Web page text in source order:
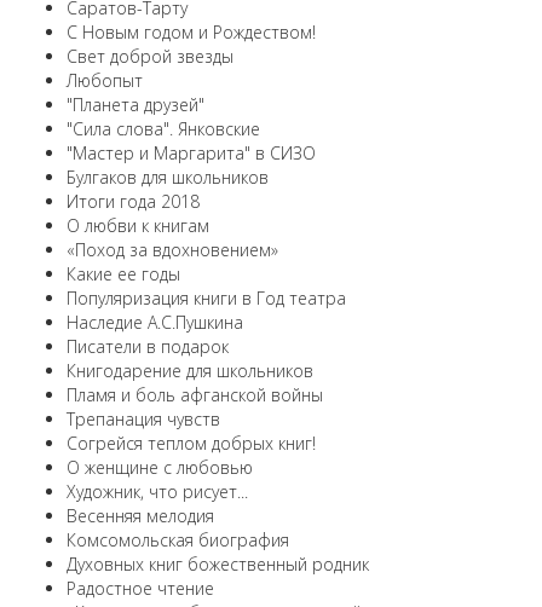
Саратов-Тарту
С Новым годом и Рождеством!
Свет доброй звезды
Любопыт
"Планета друзей"
"Сила слова". Янковские
"Мастер и Маргарита" в СИЗО
Булгаков для школьников
Итоги года 2018
О любви к книгам
«Поход за вдохновением»
Какие ее годы
Популяризация книги в Год театра
Наследие А.С.Пушкина
Писатели в подарок
Книгодарение для школьников
Пламя и боль афганской войны
Трепанация чувств
Согрейся теплом добрых книг!
О женщине с любовью
Художник, что рисует...
Весенняя мелодия
Комсомольская биография
Духовных книг божественный родник
Радостное чтение